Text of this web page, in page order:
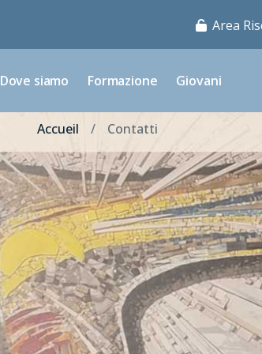
Area
Dove siamo Formazione Giovani
Accueil Contatti